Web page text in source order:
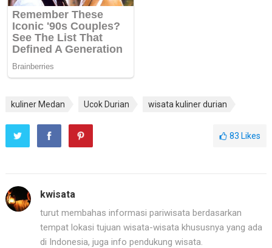
kuliner Medan Ucok Durian wisata kuliner durian
83Likes
kwisata
turut membahas informasi pariwisata berdasarkan
tempat lokasi tujuan wisata-wisata khususnya yang ada
di Indonesia, juga info pendukung wisata.